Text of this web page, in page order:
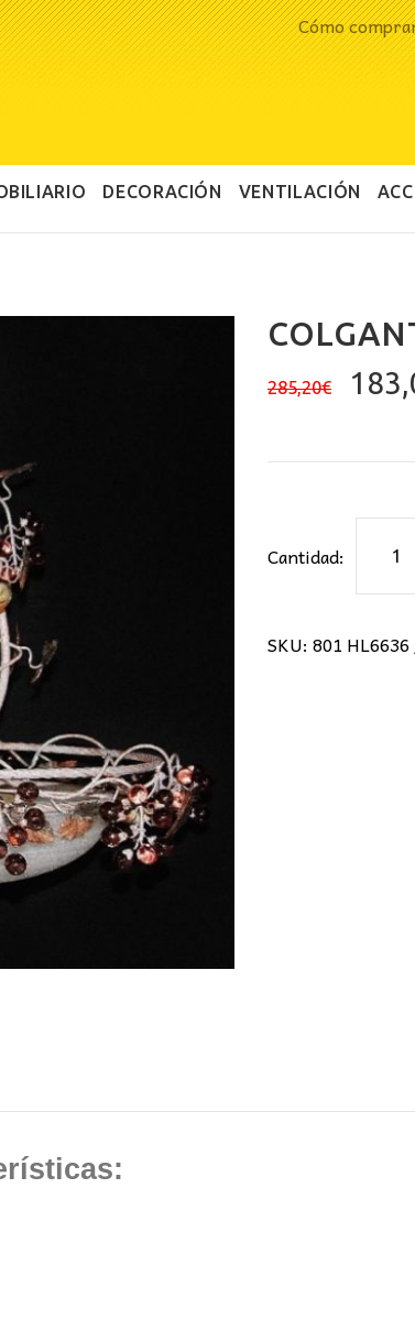
Cómo
DECORACIÓN VENTILACIÓN
285,20€
El
era:
Cantidad:
SKU: 801